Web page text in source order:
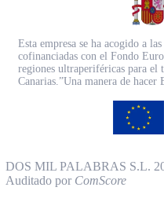
Esta empresa se ha acogido a
cofinanciadas con el Fondo
regiones ultraperiféricas para el
Canarias.”Una manera de hacer
DOS MIL PALABRAS S.L.
Auditado por ComScore